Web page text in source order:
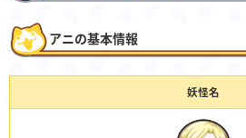
アニの基本情報
妖怪名